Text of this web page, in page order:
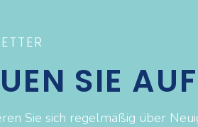
SIE
Sie sich regelmäßig über